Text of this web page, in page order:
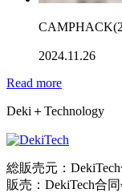
2024.11.26
Read more
Deki＋Technology
総販売元：
販売：DekiTech合